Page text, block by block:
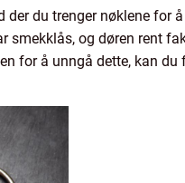
du trenger nøklene for
smekklås, og døren rent
for å unngå dette, kan